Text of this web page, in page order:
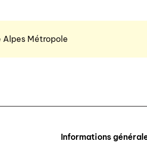
Alpes Métropole
Informations